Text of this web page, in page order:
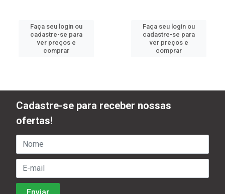
Faça seu login ou
cadastre-se para
ver preços e
comprar
Faça seu login ou
cadastre-se para
ver preços e
comprar
Cadastre-se para receber nossas
ofertas!